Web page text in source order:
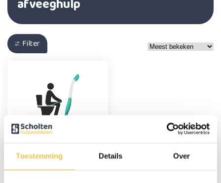
Toestemming Details Over
afveeghulp
Filter
Billen afveeghulp
14,95